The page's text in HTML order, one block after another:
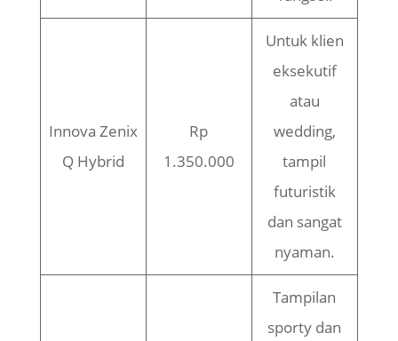
Innova Zenix
Q Hybrid
Rp
1.350.000
Untuk klien
eksekutif
atau
wedding,
tampil
futuristik
dan sangat
nyaman.
Tampilan
sporty dan